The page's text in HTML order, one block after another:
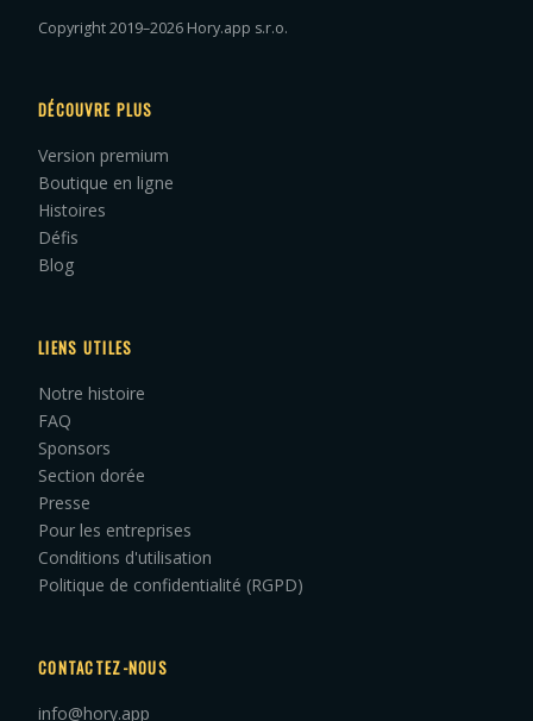
Copyright 2019–2026 Hory.app s.r.o.
DÉCOUVRE PLUS
Version premium
Boutique en ligne
Histoires
Défis
Blog
LIENS UTILES
Notre histoire
FAQ
Sponsors
Section dorée
Presse
Pour les entreprises
Conditions d'utilisation
Politique de confidentialité (RGPD)
CONTACTEZ-NOUS
info@hory.app